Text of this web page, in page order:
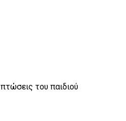
του παιδιού